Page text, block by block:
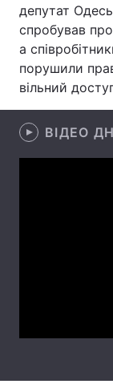
Техно і зв'язок
Зброя
Здоров'я
Цікавинки
Екологія
депутат
спробував
а
порушили
вільний
ВІДЕО